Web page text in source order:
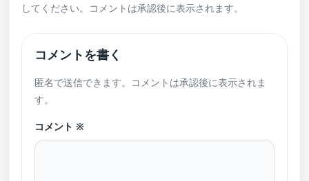
してください。コメントは承認後に表示されます。
コメントを書く
匿名で送信できます。コメントは承認後に表示されま
す。
コメント ※